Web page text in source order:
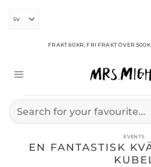
content
FRAKT 60KR, FRI FRAKT ÖVER
Sök
efter:
EVENTS
EN FANTASTISK